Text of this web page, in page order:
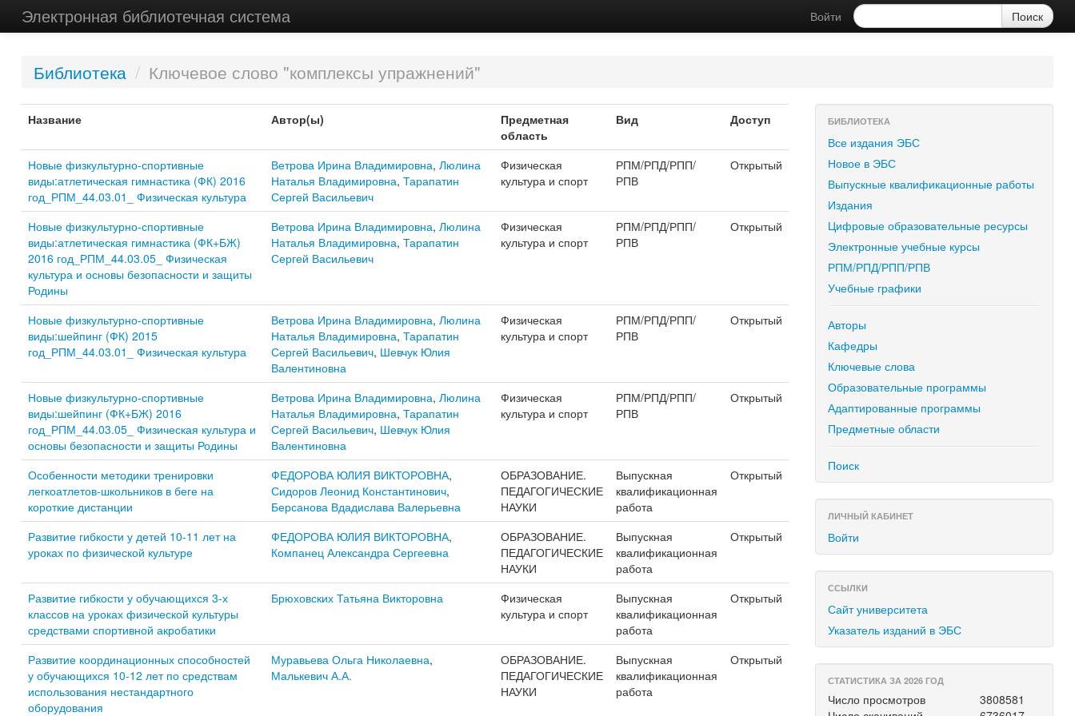
Электронная библиотечная система Войти
Библиотека / Ключевое слово "комплексы упражнений"
Название Автор(ы)
Предметная
область
Вид Доступ
Новые физкультурно-спортивные
виды:атлетическая гимнастика (ФК) 2016
год_РПМ_44.03.01_ Физическая культура
Ветрова Ирина Владимировна, Люлина
Наталья Владимировна, Тарапатин
Сергей Васильевич
Физическая
культура и спорт
РПМ/РПД/РПП/
РПВ
Открытый
Новые физкультурно-спортивные
виды:атлетическая гимнастика (ФК+БЖ)
2016 год_РПМ_44.03.05_ Физическая
культура и основы безопасности и защиты
Родины
Ветрова Ирина Владимировна, Люлина
Наталья Владимировна, Тарапатин
Сергей Васильевич
Физическая
культура и спорт
РПМ/РПД/РПП/
РПВ
Открытый
Новые физкультурно-спортивные
виды:шейпинг (ФК) 2015
год_РПМ_44.03.01_ Физическая культура
Ветрова Ирина Владимировна, Люлина
Наталья Владимировна, Тарапатин
Сергей Васильевич, Шевчук Юлия
Валентиновна
Физическая
культура и спорт
РПМ/РПД/РПП/
РПВ
Открытый
Новые физкультурно-спортивные
виды:шейпинг (ФК+БЖ) 2016
год_РПМ_44.03.05_ Физическая культура и
основы безопасности и защиты Родины
Ветрова Ирина Владимировна, Люлина
Наталья Владимировна, Тарапатин
Сергей Васильевич, Шевчук Юлия
Валентиновна
Физическая
культура и спорт
РПМ/РПД/РПП/
РПВ
Открытый
Особенности методики тренировки
легкоатлетов-школьников в беге на
короткие дистанции
ФЕДОРОВА ЮЛИЯ ВИКТОРОВНА,
Сидоров Леонид Константинович,
Берсанова Вдадислава Валерьевна
ОБРАЗОВАНИЕ.
ПЕДАГОГИЧЕСКИЕ
НАУКИ
Выпускная
квалификационная
работа
Открытый
Развитие гибкости у детей 10-11 лет на
уроках по физической культуре
ФЕДОРОВА ЮЛИЯ ВИКТОРОВНА,
Компанец Александра Сергеевна
ОБРАЗОВАНИЕ.
ПЕДАГОГИЧЕСКИЕ
НАУКИ
Выпускная
квалификационная
работа
Открытый
Развитие гибкости у обучающихся 3-х
классов на уроках физической культуры
средствами спортивной акробатики
Брюховских Татьяна Викторовна
Физическая
культура и спорт
Выпускная
квалификационная
работа
Открытый
Развитие координационных способностей
у обучающихся 10-12 лет по средствам
использования нестандартного
оборудования
Муравьева Ольга Николаевна,
Малькевич А.А.
ОБРАЗОВАНИЕ.
ПЕДАГОГИЧЕСКИЕ
НАУКИ
Выпускная
квалификационная
работа
Открытый
БИБЛИОТЕКА
Все издания ЭБС
Новое в ЭБС
Выпускные квалификационные работы
Издания
Цифровые образовательные ресурсы
Электронные учебные курсы
РПМ/РПД/РПП/РПВ
Учебные графики
Авторы
Кафедры
Ключевые слова
Образовательные программы
Адаптированные программы
Предметные области
Поиск
ЛИЧНЫЙ КАБИНЕТ
Войти
ССЫЛКИ
Сайт университета
Указатель изданий в ЭБС
СТАТИСТИКА ЗА 2026 ГОД
Число просмотров
3808581